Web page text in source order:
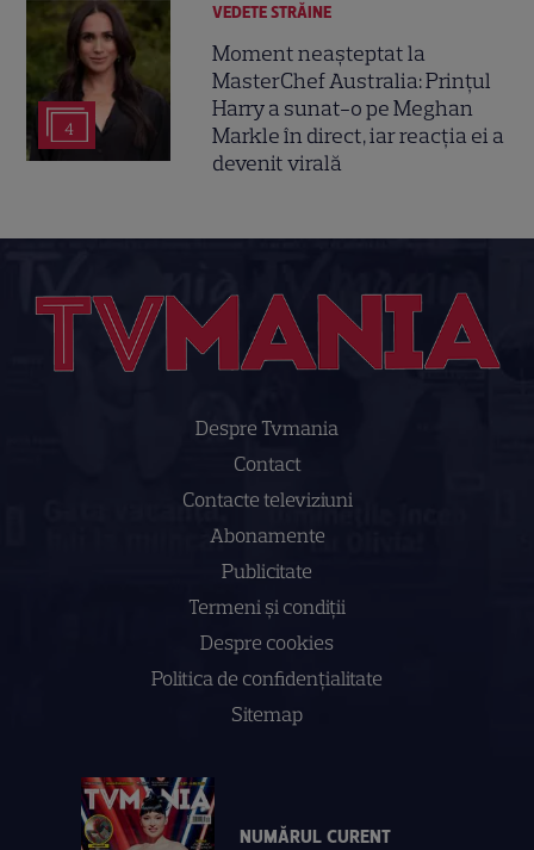
4
VEDETE STRĂINE
Moment neașteptat la
MasterChef Australia: Prințul
Harry a sunat-o pe Meghan
Markle în direct, iar reacția ei a
devenit virală
Despre Tvmania
Contact
Contacte televiziuni
Abonamente
Publicitate
Termeni și condiții
Despre cookies
Politica de confidenţialitate
Sitemap
NUMĂRUL CURENT